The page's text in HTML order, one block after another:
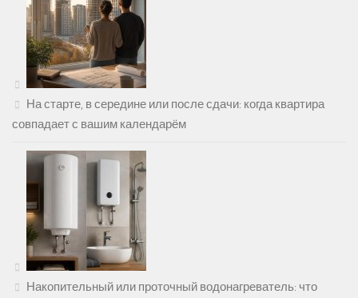
На старте, в середине или после сдачи: когда квартира
совпадает с вашим календарём
Накопительный или проточный водонагреватель: что